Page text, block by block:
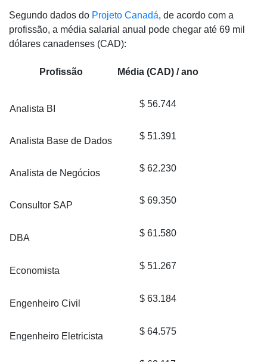
Segundo dados do Projeto Canadá, de acordo com a
profissão, a média salarial anual pode chegar até 69 mil
dólares canadenses (CAD):
Profissão Média (CAD) / ano
Analista BI $ 56.744
Analista Base de Dados $ 51.391
Analista de Negócios $ 62.230
Consultor SAP $ 69.350
DBA $ 61.580
Economista $ 51.267
Engenheiro Civil $ 63.184
Engenheiro Eletricista $ 64.575